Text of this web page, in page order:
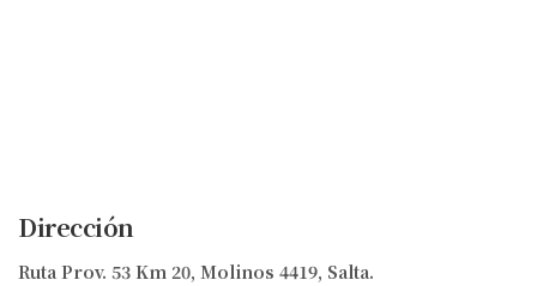
Dirección
Ruta Prov. 53 Km 20, Molinos 4419, Salta.